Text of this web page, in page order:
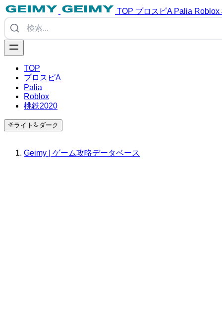
TOP プロスピA Palia Roblox
TOP
プロスピA
Palia
Roblox
桃鉄2020
ライト ダーク
Geimy | ゲーム攻略データベース